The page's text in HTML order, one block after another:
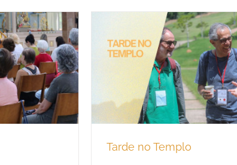
Tarde no Templo